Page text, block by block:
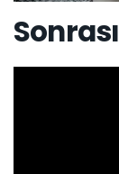
Sonrası